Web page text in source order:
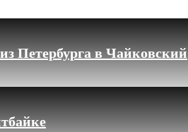
Петербурга в Чайковский